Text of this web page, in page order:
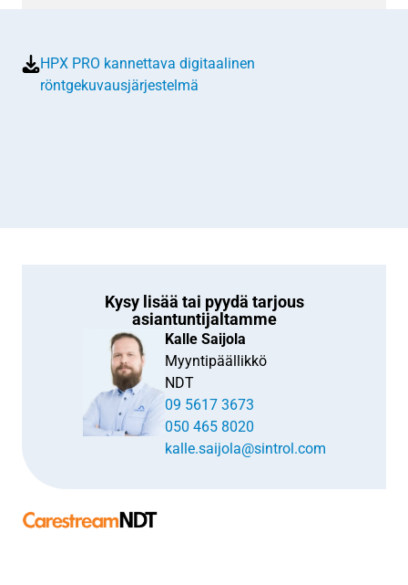
HPX PRO kannettava digitaalinen
röntgekuvausjärjestelmä
Kysy lisää tai pyydä tarjous
asiantuntijaltamme
Kalle Saijola
Myyntipäällikkö
NDT
09 5617 3673
050 465 8020
kalle.saijola@sintrol.com